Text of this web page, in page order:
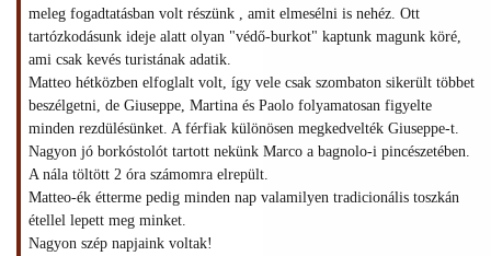
meleg fogadtatásban volt részünk , amit elmesélni is nehéz. Ott
tartózkodásunk ideje alatt olyan "védő-burkot" kaptunk magunk köré,
ami csak kevés turistának adatik.
Matteo hétközben elfoglalt volt, így vele csak szombaton sikerült többet
beszélgetni, de Giuseppe, Martina és Paolo folyamatosan figyelte
minden rezdülésünket. A férfiak különösen megkedvelték Giuseppe-t.
Nagyon jó borkóstolót tartott nekünk Marco a bagnolo-i pincészetében.
A nála töltött 2 óra számomra elrepült.
Matteo-ék étterme pedig minden nap valamilyen tradicionális toszkán
étellel lepett meg minket.
Nagyon szép napjaink voltak!